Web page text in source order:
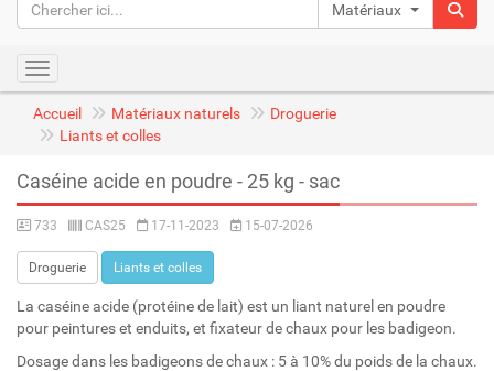
Matériaux naturels
Toggle navigation
Accueil Matériaux naturels
Droguerie
Liants et colles
Caséine acide en poudre - 25 kg - sac
733 CAS25 17-11-2023 15-07-2026
Droguerie Liants et colles
La caséine acide (protéine de lait) est un liant naturel en poudre
pour peintures et enduits, et fixateur de chaux pour les badigeon.
Dosage dans les badigeons de chaux : 5 à 10% du poids de la chaux.